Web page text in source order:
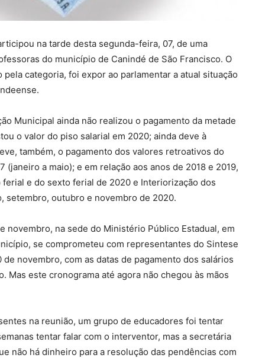
na tarde desta segunda-feira, 07, de uma
do município de Canindé de São Francisco. O
categoria, foi expor ao parlamentar a atual situação
Municipal ainda não realizou o pagamento da metade
o valor do piso salarial em 2020; ainda deve à
também, o pagamento dos valores retroativos do
(janeiro a maio); e em relação aos anos de 2018 e 2019,
e do sexto ferial de 2020 e Interiorização dos
setembro, outubro e novembro de 2020.
novembro, na sede do Ministério Público Estadual, em
se comprometeu com representantes do Sintese
novembro, com as datas de pagamento dos salários
Mas este cronograma até agora não chegou às mãos
na reunião, um grupo de educadores foi tentar
tentar falar com o interventor, mas a secretária
não há dinheiro para a resolução das pendências com